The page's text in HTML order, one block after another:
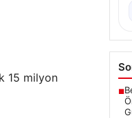
15 milyon
■